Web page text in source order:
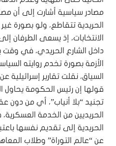
مصادر سياسية أشارت إلى أن
الحريدية تتقاطع، ولو بصورة
الانتخابات، إذ يسعى
داخل الشارع الحريدي، في
الأزمة بصورة تخدم روايته
السياق، نقلت تقارير إسرائيلية
قولها إن رئيس الحكومة يحاول
تجنيد “بلا أنياب”، أي من دون
الحريديين من الخدمة
الحريدية إلى تقديم نفسها
عن “عالم التوراة” وطلاب